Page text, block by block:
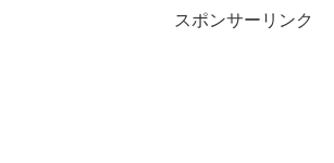
スポンサーリンク